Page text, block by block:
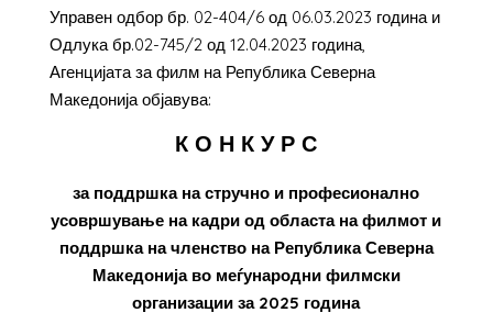
Управен одбор бр. 02-404/6 од 06.03.2023 година и
Одлука бр.02-745/2 од 12.04.2023 година,
Агенцијата за филм на Република Северна
Македонија објавува:
К О Н К У Р С
за поддршка на стручно и професионално
усовршување на кадри од областа на филмот и
поддршка на членство на Република Северна
Македонија во меѓународни филмски
организации за 2025 година